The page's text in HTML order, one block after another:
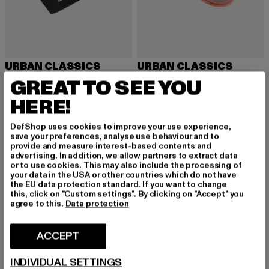
URBAN CLASSICS
Likoma
10,99 EUR
Prix courant: 10,99 EUR
19,99 EUR Prix en promotion: 19,99 EUR
URBAN CLASSICS
108
10,07 EUR
Prix courant: 10,07 EUR
17,99 EUR
-40% NOUVEAU -36%
GREAT TO SEE YOU
HERE!
DefShop uses cookies to improve your use experience,
save your preferences, analyse use behaviour and to
provide and measure interest-based contents and
advertising. In addition, we allow partners to extract data
or to use cookies. This may also include the processing of
your data in the USA or other countries which do not have
the EU data protection standard. If you want to change
this, click on "Custom settings". By clicking on "Accept" you
agree to this. Data protection
ACCEPT
INDIVIDUAL SETTINGS